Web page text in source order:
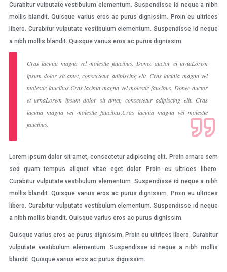
Curabitur vulputate vestibulum elementum. Suspendisse id neque a nibh
mollis blandit. Quisque varius eros ac purus dignissim. Proin eu ultrices
libero. Curabitur vulputate vestibulum elementum. Suspendisse id neque
a nibh mollis blandit. Quisque varius eros ac purus dignissim.
Cras lacinia magna vel molestie faucibus. Donec auctor et urnaLorem
ipsum dolor sit amet, consectetur adipiscing elit. Cras lacinia magna vel
molestie faucibus.Cras lacinia magna vel molestie faucibus. Donec auctor
et urnaLorem ipsum dolor sit amet, consectetur adipiscing elit. Cras
lacinia magna vel molestie faucibus.Cras lacinia magna vel molestie
faucibus.
Lorem ipsum dolor sit amet, consectetur adipiscing elit. Proin ornare sem
sed quam tempus aliquet vitae eget dolor. Proin eu ultrices libero.
Curabitur vulputate vestibulum elementum. Suspendisse id neque a nibh
mollis blandit. Quisque varius eros ac purus dignissim. Proin eu ultrices
libero. Curabitur vulputate vestibulum elementum. Suspendisse id neque
a nibh mollis blandit. Quisque varius eros ac purus dignissim.
Quisque varius eros ac purus dignissim. Proin eu ultrices libero. Curabitur
vulputate vestibulum elementum. Suspendisse id neque a nibh mollis
blandit. Quisque varius eros ac purus dignissim.